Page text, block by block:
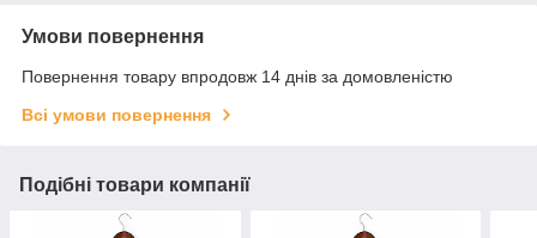
Умови повернення
Повернення товару впродовж 14 днів за домовленістю
Всі умови повернення
Подібні товари компанії